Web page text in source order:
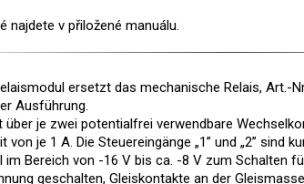
najdete v přiložené manuálu.
ersetzt das mechanische Relais, Art.-
Ausführung.
über je zwei potentialfrei verwendbare
von je 1 A. Die Steuereingänge „1” und „2” sind
im Bereich von -16 V bis ca. -8 V zum Schalten
geschalten, Gleiskontakte an der